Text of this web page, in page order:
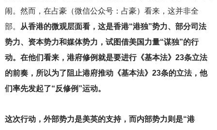
闹。然而，在占豪（微信公众号：占豪）看来，这并非全
部。
从香港的微观层面看，这是香港“港独”势力、部分司法
势力、资本势力和媒体势力，试图借美国力量“谋独”的行
动。在他们看来，港府修例就是要进行《基本法》23条立法
的前奏，所以为了阻止港府推动《基本法》23条的立法，他
们率先发起了“反修例”运动。
这次行动，外部势力是美英的支持，而内部势力则是“港